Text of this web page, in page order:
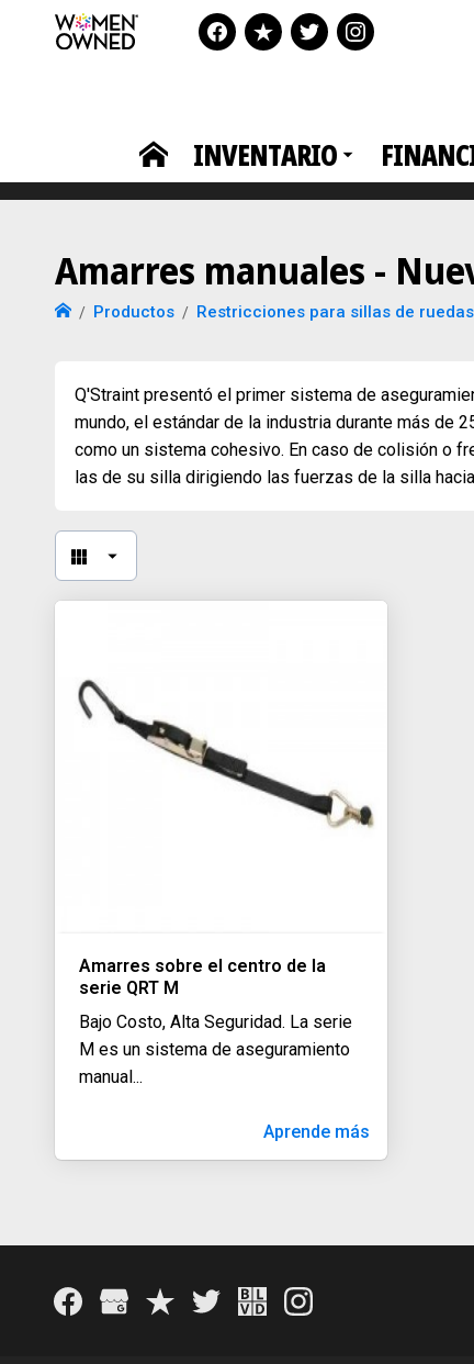
INVENTARIO
Amarres manuales -
Productos Restricciones para sillas de ruedas
Q'Straint presentó el primer sistema de
mundo, el estándar de la industria durante más de
como un sistema cohesivo. En caso de colisión o
las de su silla dirigiendo las fuerzas de la silla
Amarres sobre el centro de la
serie QRT M
Bajo Costo, Alta Seguridad. La serie
M es un sistema de aseguramiento
manual ...
Aprende más